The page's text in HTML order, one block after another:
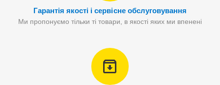
Гарантія якості і сервісне обслуговування
Ми пропонуємо тільки ті товари, в якості яких ми впенені